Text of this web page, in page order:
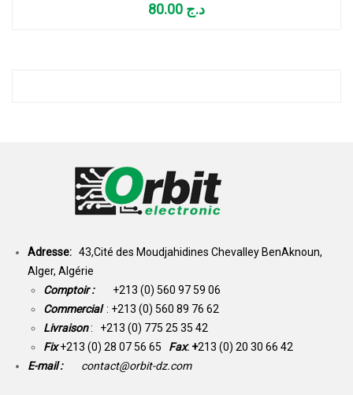
د.ج
Adresse: 43,Cité des Moudjahidines Chevalley BenAknoun,
Alger, Algérie
Comptoir : +213 (0) 560 97 59 06
Commercial : +213 (0) 560 89 76 62
Livraison: +213 (0) 775 25 35 42
Fix +213 (0) 28 07 56 65 Fax: +213 (0) 20 30 66 42
E-mail :
contact@orbit-dz.com